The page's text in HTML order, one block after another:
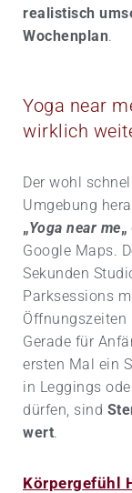
realistisch
Wochenplan.
Yoga near
wirklich
Der wohl
Umgebung
„Yoga near me„
Google Maps.
Sekunden
Parksessions
Öffnungszeiten
Gerade für
ersten Mal ein
in Leggings
dürfen, sind
wert.
Körpergefühl